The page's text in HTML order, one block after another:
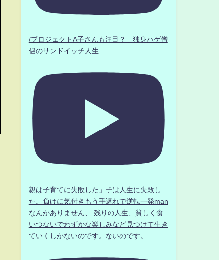
/プロジェクトA子さんも注目？ 独身ハゲ僧
侶のサンドイッチ人生
親は子育てに失敗した」子は人生に失敗し
た。負けに気付きもう手遅れで逆転一発man
なんかありません、 残りの人生、貧しく食
いつないでわずかな楽しみなど見つけて生き
ていくしかないのです。ないのです。